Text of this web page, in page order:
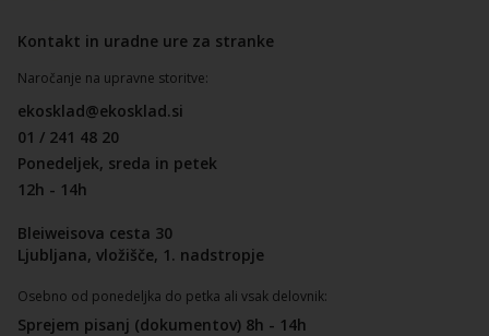
Kontakt in uradne ure za stranke
Naročanje na upravne storitve:
ekosklad@ekosklad.si
01 / 241 48 20
Ponedeljek, sreda in petek
12h - 14h
Bleiweisova cesta 30
Ljubljana, vložišče, 1. nadstropje
Osebno od ponedeljka do petka ali vsak delovnik:
Sprejem pisanj (dokumentov) 8h - 14h